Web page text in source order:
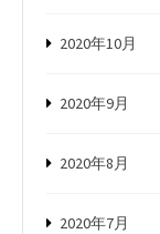
2020年10月
2020年9月
2020年8月
2020年7月